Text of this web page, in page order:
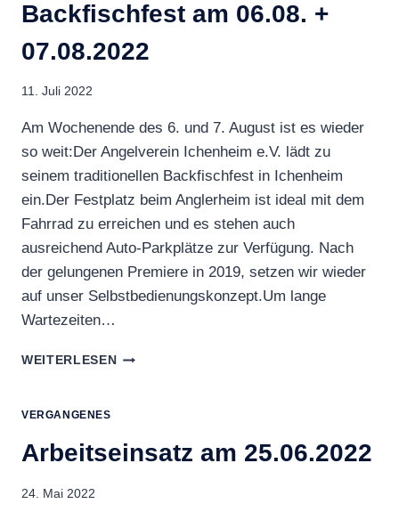
Backfischfest am 06.08. +
07.08.2022
11. Juli 2022
Am Wochenende des 6. und 7. August ist es wieder
so weit:Der Angelverein Ichenheim e.V. lädt zu
seinem traditionellen Backfischfest in Ichenheim
ein.Der Festplatz beim Anglerheim ist ideal mit dem
Fahrrad zu erreichen und es stehen auch
ausreichend Auto-Parkplätze zur Verfügung. Nach
der gelungenen Premiere in 2019, setzen wir wieder
auf unser Selbstbedienungskonzept.Um lange
Wartezeiten…
WEITERLESENBACKFISCHFEST
VERGANGENES
Arbeitseinsatz am 25.06.2022
24. Mai 2022